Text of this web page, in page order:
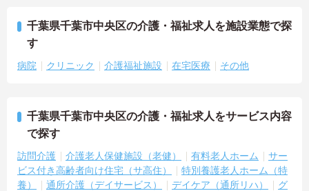
千葉県千葉市中央区の介護・福祉求人を施設業態で探
す
病院 クリニック 介護福祉施設 在宅医療 その他
千葉県千葉市中央区の介護・福祉求人をサービス内容
で探す
訪問介護 介護老人保健施設（老健） 有料老人ホーム
サー
ビス付き高齢者向け住宅（サ高住）
特別養護老人ホーム（特
養）
通所介護（デイサービス） デイケア（通所リハ）
グ